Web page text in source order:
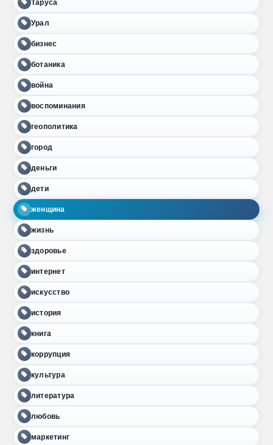
Таруса
Урал
бизнес
ботаника
война
воспоминания
геополитика
город
деньги
дети
женщина
жизнь
здоровье
интернет
искусство
история
книга
коррупция
культура
литература
любовь
маркетинг